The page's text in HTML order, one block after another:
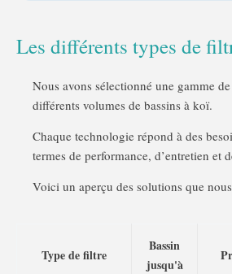
Les différents types de
Nous avons sélectionné une gamme
différents volumes de bassins à koï.
Chaque technologie répond à des
termes de performance, d’entretien et
Voici un aperçu des solutions que
Type de filtre
Bassin
jusqu'à